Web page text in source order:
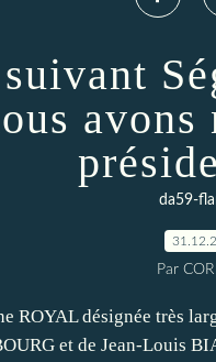
da59-
Par
ROYAL désignée très
et de Jean-Louis